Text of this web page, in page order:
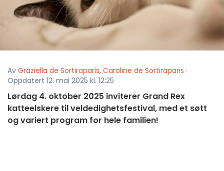
Av Graziella de Sortiraparis, Caroline de Sortiraparis ·
Oppdatert 12. mai 2025 kl. 12:25
Lørdag 4. oktober 2025 inviterer Grand Rex
katteelskere til veldedighetsfestival, med et søtt
og variert program for hele familien!